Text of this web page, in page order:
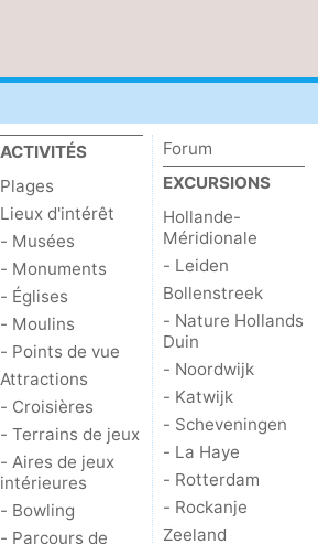
ACTIVITÉS
Plages
Lieux d'intérêt
- Musées
- Monuments
- Églises
- Moulins
- Points de vue
Attractions
- Croisières
- Terrains de jeux
- Aires de jeux
intérieures
- Bowling
- Parcours de
Forum
EXCURSIONS
Hollande-
Méridionale
- Leiden
Bollenstreek
- Nature Hollands
Duin
- Noordwijk
- Katwijk
- Scheveningen
- La Haye
- Rotterdam
- Rockanje
Zeeland